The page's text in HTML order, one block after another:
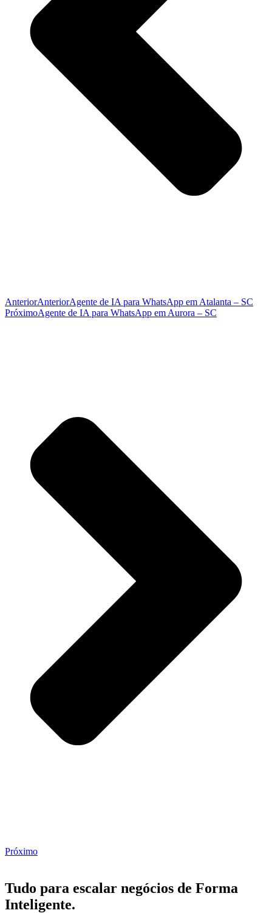
AnteriorAnteriorAgente de IA para WhatsApp em Atalanta – SC
PróximoAgente de IA para WhatsApp em Aurora – SC
Próximo
Tudo para escalar negócios de Forma
Inteligente.